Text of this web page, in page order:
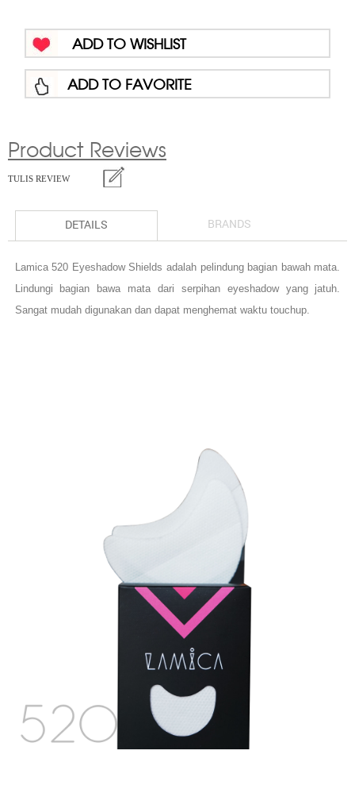
ADD TO WISHLIST
ADD TO FAVORITE
Product Reviews
TULIS REVIEW
DETAILS BRANDS
Lamica 520 Eyeshadow Shields adalah pelindung bagian bawah mata.
Lindungi bagian bawa mata dari serpihan eyeshadow yang jatuh.
Sangat mudah digunakan dan dapat menghemat waktu touchup.